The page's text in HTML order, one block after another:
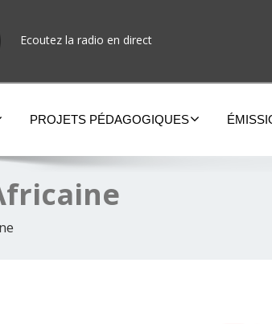
Ecoutez la radio en direct
PROJETS PÉDAGOGIQUES